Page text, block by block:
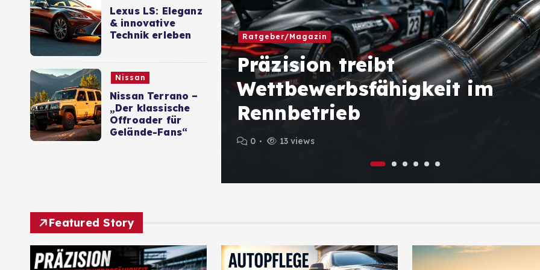
Lexus LS: Eleganz
& innovative
Technik erleben
Nissan
Nissan Terrano –
„Der klassische
Offroader für
Gelände-Fans“
– „Der
für
Ratgeber/Magazin
Präzision treibt
Wettbewerbsfähigkeit im
Rennbetrieb
0 13 views
Featured Story